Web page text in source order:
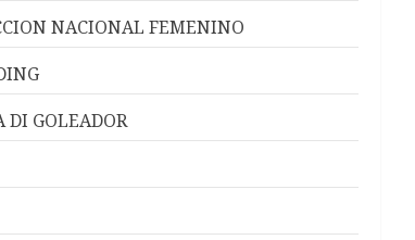
NACIONAL FEMENINO
DI GOLEADOR